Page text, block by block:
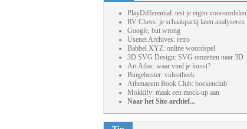
PlayDifferential: test je eigen vooroordelen
RV Chess: je schaakpartij laten analyseren
Google, but wrong
Usenet Archives: retro
Babbel XYZ: online woordspel
3D SVG Design: SVG omzetten naar 3D
Art Atlas: waar vind je kunst?
Bingebuster: videotheek
Athenaeum Book Club: boekenclub
Mokkify: maak een mock-up aan
Naar het Site-archief...